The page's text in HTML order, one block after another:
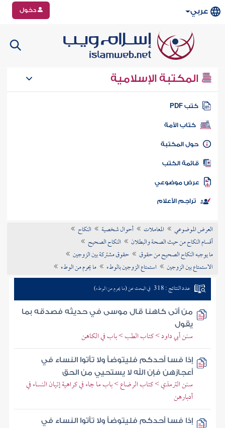
عربي دخول
المكتبة الإسلامية
كتب PDF
كتاب الأمة
المكتبة
الكتب
موضوعي
تراجم الأعلام
العرض الموضوعي المعاملات أحوال شخصية
النكاح
أقسام النكاح من حيث الصحة والبطلان
النكاح الصحيح
ما يوجبه النكاح الصحيح من حقوق
حقوق مشتركة بين الزوجين
الاستمتاع بين الزوجين
استمتاع الزوجين بالوطء ما يحرم من الوطء
عدد النتائج : 318 في البحث عن (ما يحرم من الوطء)
من أتى كاهنا قال موسى في حديثه فصدقه بما
يقول
سنن أبي داود > كتاب الطب > باب في الكاهن
إذا فسا أحدكم فليتوضأ ولا تأتوا النساء في
أعجازهن فإن الله لا يستحيي من الحق
سنن الترمذي > كتاب الرضاع > باب ما جاء في كراهية إتيان النساء في
أدبارهن
إذا فسا أحدكم فليتوضأ ولا تأتوا النساء في